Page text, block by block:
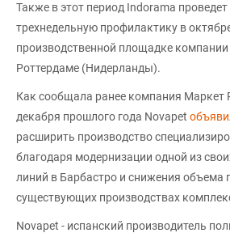
Также в этот период Indorama
трехнедельную профилактику в
производственной площадке
Роттердаме (Нидерланды).
Как сообщала ранее компания Маркет
декабря прошлого года Novapet
расширить производство
благодаря модернизации одной из
линий в Барбастро и снижения объема
существующих производствах
Novapet - испанский производитель